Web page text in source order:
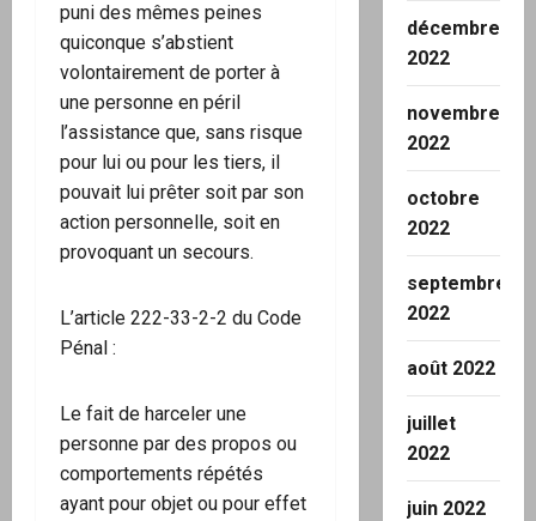
puni des mêmes peines
quiconque s’abstient
volontairement de porter à
une personne en péril
l’assistance que, sans risque
pour lui ou pour les tiers, il
pouvait lui prêter soit par son
action personnelle, soit en
provoquant un secours.
L’article 222-33-2-2 du Code
Pénal :
Le fait de harceler une
personne par des propos ou
comportements répétés
ayant pour objet ou pour effet
décembre
2022
novembre
2022
octobre
2022
septembre
2022
août 2022
juillet
2022
juin 2022